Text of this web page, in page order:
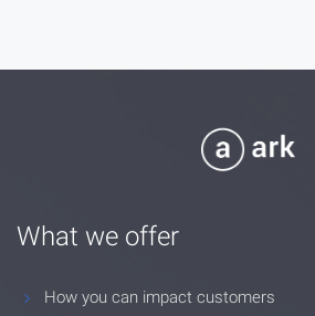
What we offer
How you can impact customers